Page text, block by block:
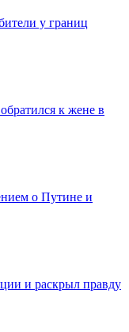
у границ
к жене в
о Путине и
и раскрыл правду